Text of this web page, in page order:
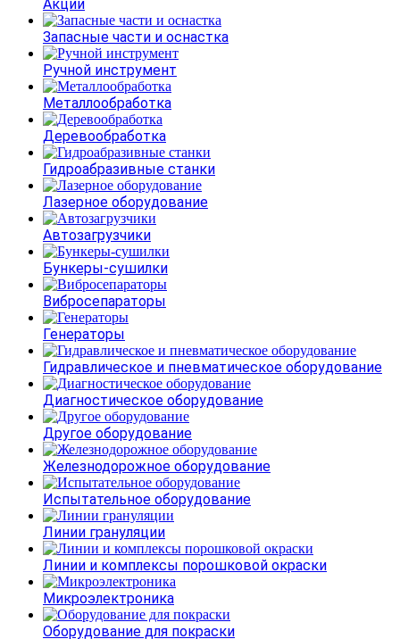
Акции
Запасные части и оснастка
Ручной инструмент
Металлообработка
Деревообработка
Гидроабразивные станки
Лазерное оборудование
Автозагрузчики
Бункеры-сушилки
Вибросепараторы
Генераторы
Гидравлическое и пневматическое оборудование
Диагностическое оборудование
Другое оборудование
Железнодорожное оборудование
Испытательное оборудование
Линии грануляции
Линии и комплексы порошковой окраски
Микроэлектроника
Оборудование для покраски